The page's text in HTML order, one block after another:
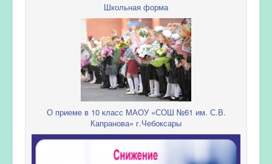
Школьная форма
О приеме в 10 класс МАОУ «СОШ №61 им. С.В.
Капранова» г.Чебоксары